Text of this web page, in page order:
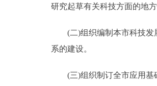
研究起草有关科技方面的地
(二)组织编制本市科技发展
系的建设。
(三)组织制订全市应用基础